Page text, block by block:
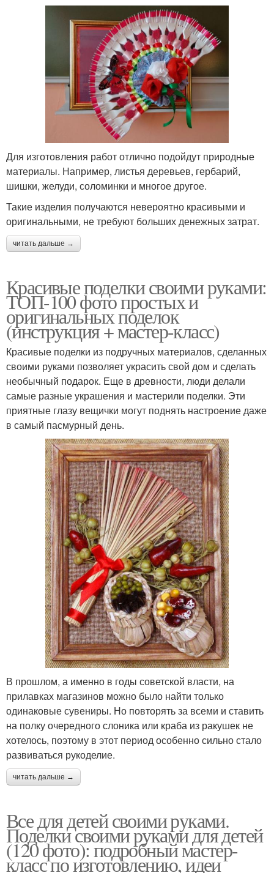
Для изготовления работ отлично подойдут природные
материалы. Например, листья деревьев, гербарий,
шишки, желуди, соломинки и многое другое.
Такие изделия получаются невероятно красивыми и
оригинальными, не требуют больших денежных затрат.
читать дальше →
Красивые поделки своими руками:
ТОП-100 фото простых и
оригинальных поделок
(инструкция + мастер-класс)
Красивые поделки из подручных материалов, сделанных
своими руками позволяет украсить свой дом и сделать
необычный подарок. Еще в древности, люди делали
самые разные украшения и мастерили поделки. Эти
приятные глазу вещички могут поднять настроение даже
в самый пасмурный день.
В прошлом, а именно в годы советской власти, на
прилавках магазинов можно было найти только
одинаковые сувениры. Но повторять за всеми и ставить
на полку очередного слоника или краба из ракушек не
хотелось, поэтому в этот период особенно сильно стало
развиваться рукоделие.
читать дальше →
Все для детей своими руками.
Поделки своими руками для детей
(120 фото): подробный мастер-
класс по изготовлению, идеи